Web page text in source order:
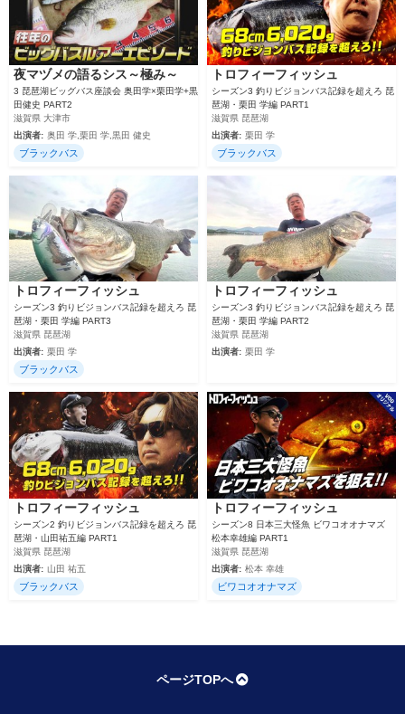
夜マヅメの語るシス～極み～
3 琵琶湖ビッグバス座談会 奥田学×栗田学+黒
田健史 PART2
滋賀県 大津市
出演者: 奥田 学,栗田 学,黒田 健史
ブラックバス
トロフィーフィッシュ
シーズン3 釣りビジョンバス記録を超えろ 琵
琶湖・栗田 学編 PART1
滋賀県 琵琶湖
出演者: 栗田 学
ブラックバス
トロフィーフィッシュ
シーズン3 釣りビジョンバス記録を超えろ 琵
琶湖・栗田 学編 PART3
滋賀県 琵琶湖
出演者: 栗田 学
ブラックバス
トロフィーフィッシュ
シーズン3 釣りビジョンバス記録を超えろ 琵
琶湖・栗田 学編 PART2
滋賀県 琵琶湖
出演者: 栗田 学
トロフィーフィッシュ
シーズン2 釣りビジョンバス記録を超えろ 琵
琶湖・山田祐五編 PART1
滋賀県 琵琶湖
出演者: 山田 祐五
ブラックバス
トロフィーフィッシュ
シーズン8 日本三大怪魚 ビワコオオナマズ
松本幸雄編 PART1
滋賀県 琵琶湖
出演者: 松本 幸雄
ビワコオオナマズ
ページTOPへ